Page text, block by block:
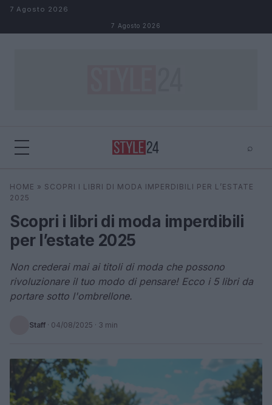
Salta al contenuto
7 Agosto 2026
7 Agosto 2026
⌕
Cerca ⌕ ×
HOME » SCOPRI I LIBRI DI MODA IMPERDIBILI PER L’ESTATE
2025
Scopri i libri di moda imperdibili
per l’estate 2025
Non crederai mai ai titoli di moda che possono
rivoluzionare il tuo modo di pensare! Ecco i 5 libri da
portare sotto l'ombrellone.
Staff · 04/08/2025 · 3 min